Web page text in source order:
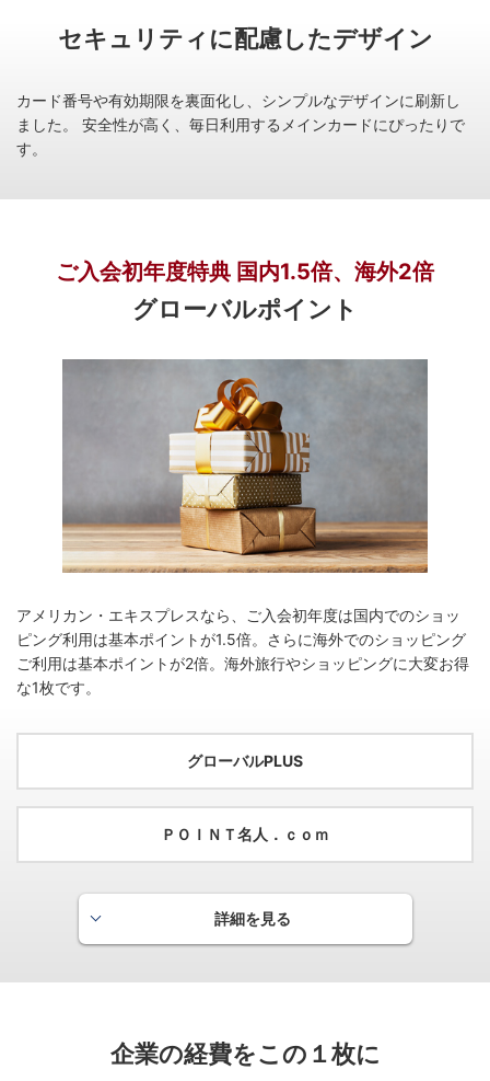
セキュリティに配慮したデザイン
カード番号や有効期限を裏面化し、シンプルなデザインに刷新し
ました。
安全性が高く、毎日利用するメインカードにぴったりで
す。
ご入会初年度特典 国内1.5倍、海外2倍
グローバルポイント
アメリカン・エキスプレスなら、ご入会初年度は国内でのショッ
ピング利用は基本ポイントが1.5倍。さらに海外でのショッピング
ご利用は基本ポイントが2倍。海外旅行やショッピングに大変お得
な1枚です。
グローバルPLUS
ＰＯＩＮＴ名人．ｃｏｍ
グローバルPLUS
月間のショッピングご利用金額に応じて当月の基本ポイント
詳細を見る
企業の経費をこの１枚に